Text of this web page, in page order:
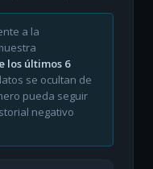
a la
los últimos 6
se ocultan de
pueda seguir
negativo